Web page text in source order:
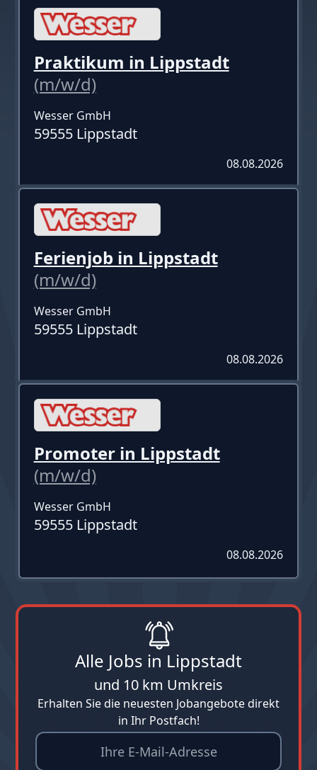
Praktikum in Lippstadt
(m/w/d)
Wesser GmbH
59555 Lippstadt
08.08.2026
Ferienjob in Lippstadt
(m/w/d)
Wesser GmbH
59555 Lippstadt
08.08.2026
Promoter in Lippstadt
(m/w/d)
Wesser GmbH
59555 Lippstadt
08.08.2026
Alle Jobs in Lippstadt
und 10 km Umkreis
Erhalten Sie die neuesten Jobangebote direkt
in Ihr Postfach!